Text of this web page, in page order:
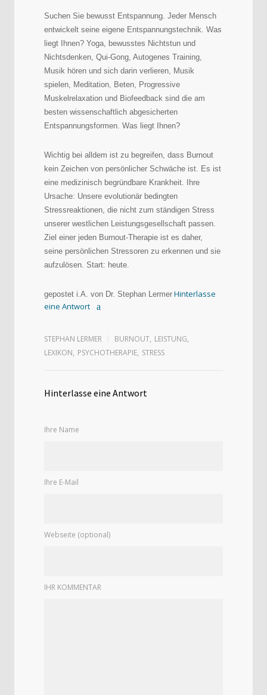
Suchen Sie bewusst Entspannung. Jeder Mensch
entwickelt seine eigene Entspannungstechnik. Was
liegt Ihnen? Yoga, bewusstes Nichtstun und
Nichtsdenken, Qui-Gong, Autogenes Training,
Musik hören und sich darin verlieren, Musik
spielen, Meditation, Beten, Progressive
Muskelrelaxation und Biofeedback sind die am
besten wissenschaftlich abgesicherten
Entspannungsformen. Was liegt Ihnen?
Wichtig bei alldem ist zu begreifen, dass Burnout
kein Zeichen von persönlicher Schwäche ist. Es ist
eine medizinisch begründbare Krankheit. Ihre
Ursache: Unsere evolutionär bedingten
Stressreaktionen, die nicht zum ständigen Stress
unserer westlichen Leistungsgesellschaft passen.
Ziel einer jeden Burnout-Therapie ist es daher,
seine persönlichen Stressoren zu erkennen und sie
aufzulösen. Start: heute.
gepostet i.A. von Dr. Stephan Lermer Hinterlasse
eine Antwort
STEPHAN LERMER BURNOUT, LEISTUNG,
LEXIKON, PSYCHOTHERAPIE, STRESS
Hinterlasse eine Antwort
Ihre Name
Ihre E-Mail
Webseite (optional)
IHR KOMMENTAR